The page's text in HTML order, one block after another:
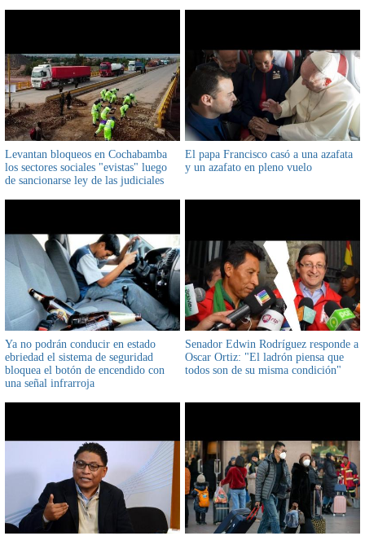
Levantan bloqueos en Cochabamba
los sectores sociales "evistas" luego
de sancionarse ley de las judiciales
El papa Francisco casó a una azafata
y un azafato en pleno vuelo
Ya no podrán conducir en estado
ebriedad el sistema de seguridad
bloquea el botón de encendido con
una señal infrarroja
Senador Edwin Rodríguez responde a
Oscar Ortiz: "El ladrón piensa que
todos son de su misma condición"